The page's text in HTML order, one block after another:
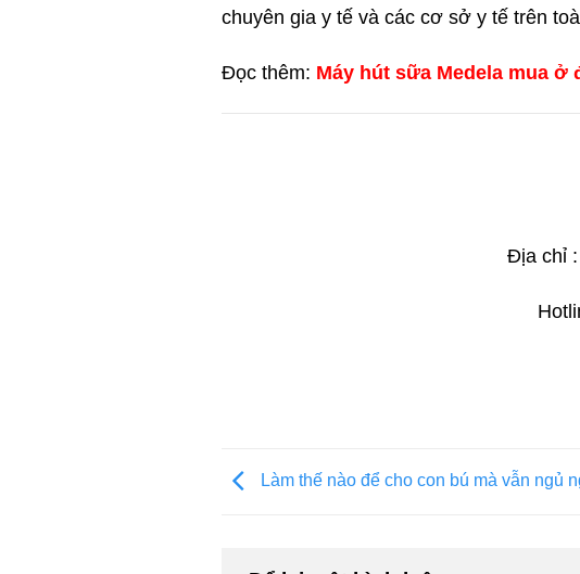
chuyên gia y tế và các cơ sở y tế trên
Đọc thêm: Máy hút sữa Medela mua ở
Địa chỉ :
Làm thế nào để cho con bú mà vẫn ngủ